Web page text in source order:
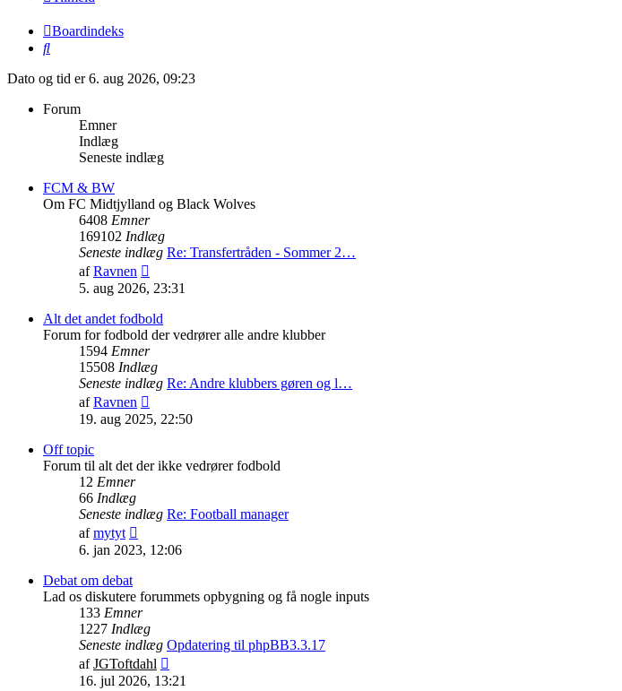
Boardindeks
Søg
Dato og tid er 6. aug 2026, 09:23
Forum
Emner
Indlæg
Seneste indlæg
FCM & BW
Om FC Midtjylland og Black Wolves
6408 Emner
169102 Indlæg
Seneste indlæg Re: Transfertråden - Sommer 2…
afRavnen
det
indlæg
5. aug 2026, 23:31
Alt det andet fodbold
Forum for fodbold der vedrører alle andre klubber
1594 Emner
15508 Indlæg
Seneste indlæg Re: Andre klubbers gøren og l…
afRavnen
det
19. aug 2025, 22:50
Off topic
Forum til alt det der ikke vedrører fodbold
12 Emner
66 Indlæg
Seneste indlæg Re: Football manager
afmytyt
det
6. jan 2023, 12:06
Debat om debat
Lad os diskutere forummets opbygning og få nogle inputs
133 Emner
1227 Indlæg
Seneste indlæg Opdatering til phpBB3.3.17
afJGToftdahl
det
16. jul 2026, 13:21